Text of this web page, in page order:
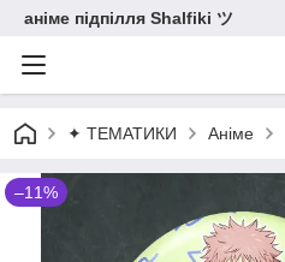
аніме підпілля Shalfiki ツ
✦ ТЕМАТИКИ Аніме
–11%